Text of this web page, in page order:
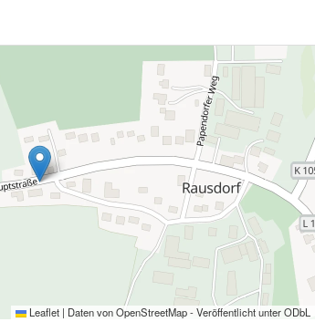
Leaflet | Daten vonOpenStreetMap- Veröffentlicht unterODbL